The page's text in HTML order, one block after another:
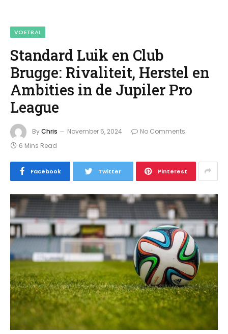
VOETBAL
Standard Luik en Club
Brugge: Rivaliteit, Herstel en
Ambities in de Jupiler Pro
League
ByChris November 5, 2024
No Comments
6 Mins Read
Facebook Twitter Pinterest